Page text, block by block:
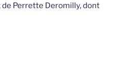
de Perrette Deromilly, dont